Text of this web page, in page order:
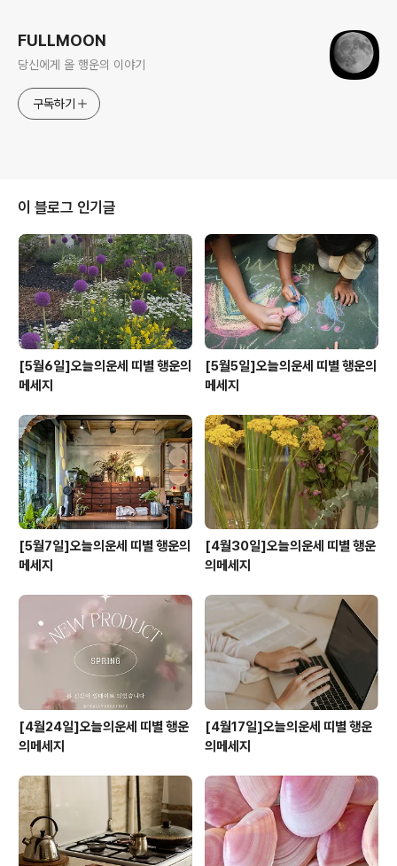
FULLMOON
당신에게 올 행운의 이야기
구독하기
이 블로그 인기글
[5월6일]오늘의운세 띠별 행운의
메세지
[5월5일]오늘의운세 띠별 행운의
메세지
[5월7일]오늘의운세 띠별 행운의
메세지
[4월30일]오늘의운세 띠별 행운
의메세지
[4월24일]오늘의운세 띠별 행운
의메세지
[4월17일]오늘의운세 띠별 행운
의메세지